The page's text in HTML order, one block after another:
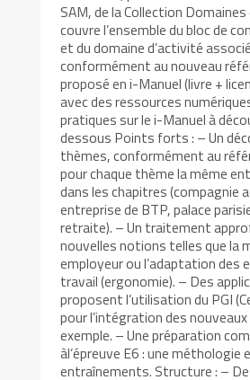
SAM, de la Collection
couvre l’ensemble du bloc de
et du domaine d’activité
conformément au nouveau
proposé en i-Manuel (livre +
avec des ressources
pratiques sur le i-Manuel à
dessous Points forts : – Un
thèmes, conformément au
pour chaque thème la même
dans les chapitres (compagnie
entreprise de BTP, palace
retraite). – Un traitement
nouvelles notions telles que la
employeur ou l’adaptation des
travail (ergonomie). – Des
proposent l’utilisation du PGI
pour l’intégration des
exemple. – Une préparation
àl’épreuve E6 : une méthologie
entraînements. Structure : –